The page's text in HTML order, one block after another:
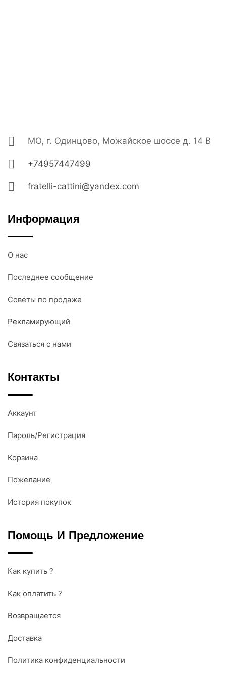
МО, г. Одинцово, Можайское шоссе д. 14 В
+74957447499
fratelli-cattini@yandex.com
Информация
О нас
Последнее сообщение
Советы по продаже
Рекламирующий
Связаться с нами
Контакты
Аккаунт
Пароль/Регистрация
Корзина
Пожелание
История покупок
Помощь И Предложение
Как купить ?
Как оплатить ?
Возвращается
Доставка
Политика конфиденциальности